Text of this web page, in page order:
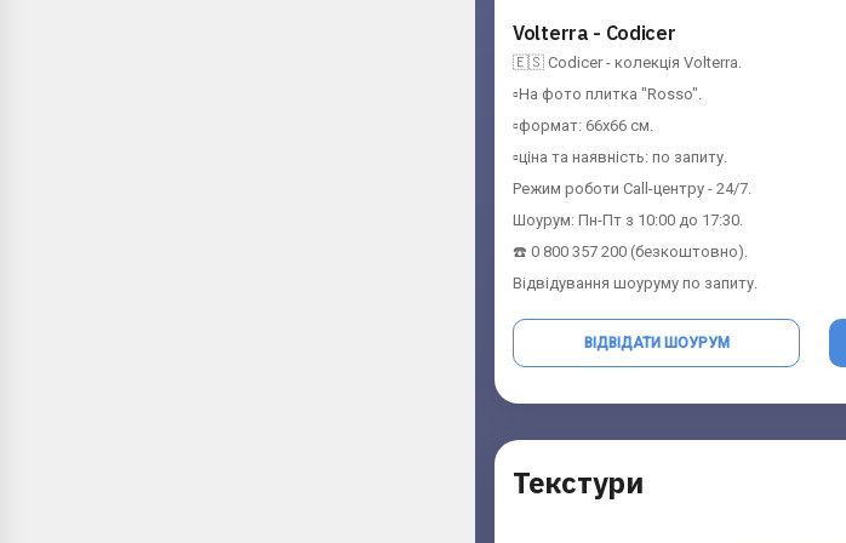
Volterra - Codicer
🇪🇸 Codicer - колекція Volterra.
▫️На фото плитка "Rosso".
▫️формат: 66х66 см.
▫️ціна та наявність: по запиту.
Режим роботи Call-центру - 24/7.
Шоурум: Пн-Пт з 10:00 до 17:30.
☎️ 0 800 357 200 (безкоштовно).
Відвідування шоуруму по запиту.
ВІДВІДАТИ ШОУРУМ
Текстури